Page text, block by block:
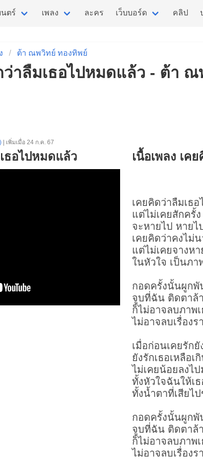
ตร์ เพลง ละคร เว็บบอร์ด คลิป
ต้า ณพวิทย์ ทองทิพย์
ว่าลืมเธอไปหมดแล้ว - ต้า
| เพิ่มเมื่อ 24 ก.ค. 67
ธอไปหมดแล้ว เนื้อเพลง เค
เคยคิดว่าลืมเธ
แต่ไม่เคยสักครั้ง
จะหายไป หายไป
เคยคิดว่าคงไม่
แต่ไม่เคยจางหา
ในหัวใจ เป็นภา
กอดครั้งนั้นผูก
จูบที่ฉัน ติดตาล้
ก็ไม่อาจลบภาพ
ไม่อาจลบเรื่องร
เมื่อก่อนเคยรัก
ยังรักเธอเหลือเ
ไม่เคยน้อยลงไ
ทั้งหัวใจฉันให้เ
ทั้งน้ำตาที่เสียไ
กอดครั้งนั้นผูก
จูบที่ฉัน ติดตาล้
ก็ไม่อาจลบภาพ
ไม่อาจลบเรื่องร